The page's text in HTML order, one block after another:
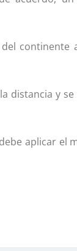
continente
distancia y se
aplicar el